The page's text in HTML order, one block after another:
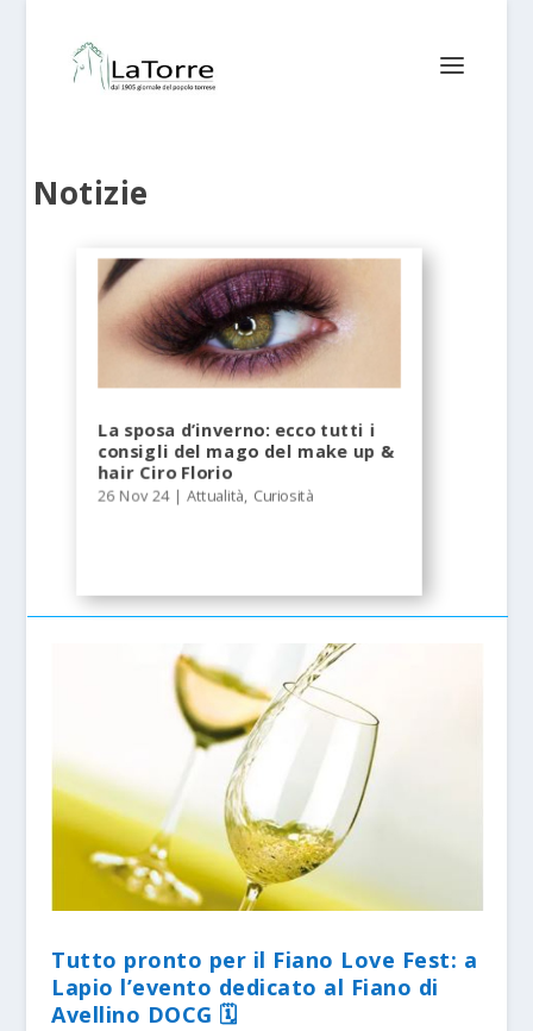
Notizie
La sposa d’inverno: ecco tutti i
consigli del mago del make up &
hair Ciro Florio
26 Nov 24|Attualità, Curiosità
Tutto pronto per il Fiano Love Fest: a
Lapio l’evento dedicato al Fiano di
Avellino DOCG 🗓